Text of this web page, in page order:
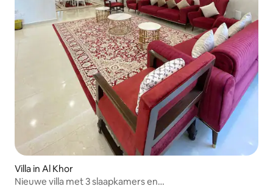
Villa in Al Khor
Nieuwe villa met 3 slaapkamers en